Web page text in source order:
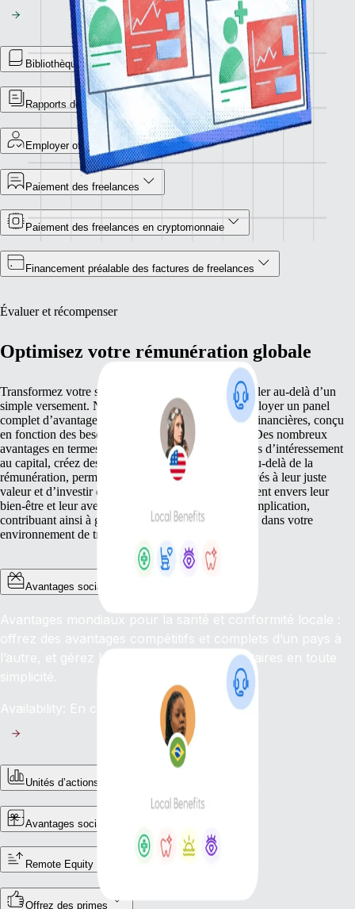
Bibliothèque de rapports
Rapports de paiements statutaires
Employer of record
Paiement des freelances
Paiement des freelances en cryptomonnaie
Financement préalable des factures de freelances
Évaluer et récompenser
Optimisez votre rémunération globale
Transformez votre stratégie de rémunération pour aller au-delà d’un
simple versement. Notre plateforme vous aide à déployer un panel
complet d’avantages et de récompenses autres que financières, conçu
en fonction des besoins diversifiés de vos équipes. Des nombreux
avantages en termes de santé aux offres compétitives d’intéressement
au capital, créez des récompenses sur mesure qui, au-delà de la
rémunération, permettent de reconnaitre vos employés à leur juste
valeur et d’investir dans votre équipe. Cet engagement envers leur
bien-être et leur avenir favorise leur fidélité et leur implication,
contribuant ainsi à garder la motivation au beau fixe dans votre
environnement de travail.
Avantages sociaux mondiaux
Avantages mondiaux pour la santé et conformité locale :
offrez des avantages compétitifs et complets d’un pays à
l’autre, et gérez les complexités réglementaires en toute
simplicité.
Availability: En cours
Unités d’actions restreintes (RSU)
Avantages sociaux pour les freelances
Remote Equity
Offrez des primes